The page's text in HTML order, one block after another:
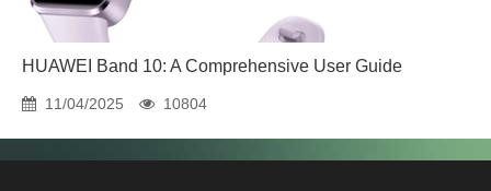
HUAWEI Band 10: A Comprehensive User Guide
11/04/2025 10804